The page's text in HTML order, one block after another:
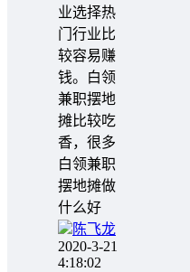
业选择热
门行业比
较容易赚
钱。白领
兼职摆地
摊比较吃
香，很多
白领兼职
摆地摊做
什么好
陈飞龙
2020-3-21
4:18:02